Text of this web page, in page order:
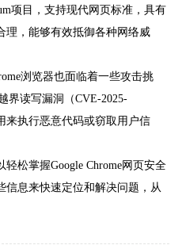
项目，支持现代网页标准，具有
理，能够有效抵御各种网络威
浏览器也面临着一些攻击挑
界读写漏洞（CVE-2025-
来执行恶意代码或窃取用户信
松掌握Google Chrome网页安全
信息来快速定位和解决问题，从